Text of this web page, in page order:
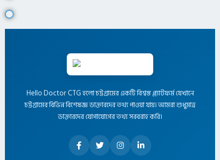
Hello Doctor CTG হলো চট্টগ্রামের একটি বিশ্বস্ত প্ল্যাটফর্ম যেখানে
চট্টগ্রামের বিভিন্ন বিশেষজ্ঞ ডাক্তারদের তথ্য পাওয়া যায়। আমরা শুধুমাত্র
ডাক্তারদের যোগাযোগের তথ্য সরবরাহ করি।